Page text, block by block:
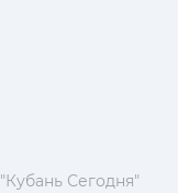
Сегодня"